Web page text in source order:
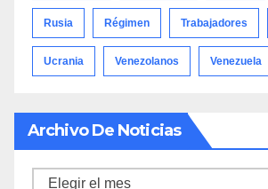
Rusia Régimen Trabajadores
Ucrania Venezolanos Venezuela
Archivo De Noticias
Archivo